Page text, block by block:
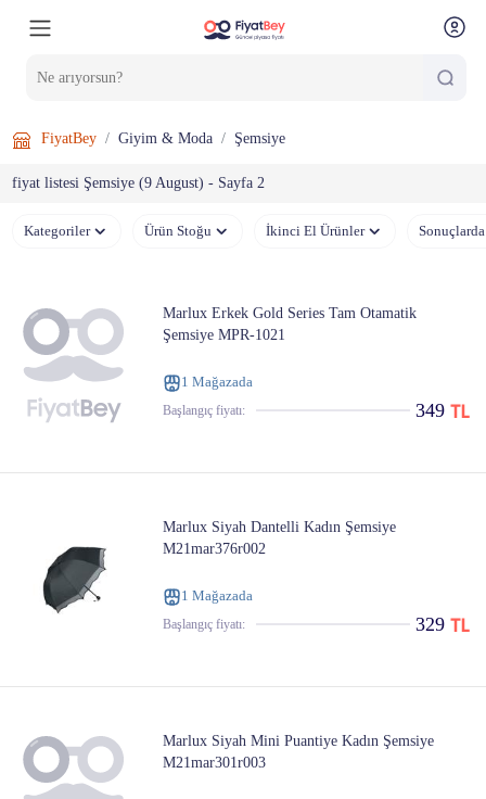
FiyatBey Giyim & Moda Şemsiye
fiyat listesi Şemsiye (9 August) - Sayfa 2
Kategoriler Ürün Stoğu İkinci El Ürünler
Marlux Erkek Gold Series Tam Otamatik
Şemsiye MPR-1021
1 Mağazada
Başlangıç ​​fiyatı: 349
Marlux Siyah Dantelli Kadın Şemsiye
M21mar376r002
1 Mağazada
Başlangıç ​​fiyatı: 329
Marlux Siyah Mini Puantiye Kadın Şemsiye
M21mar301r003